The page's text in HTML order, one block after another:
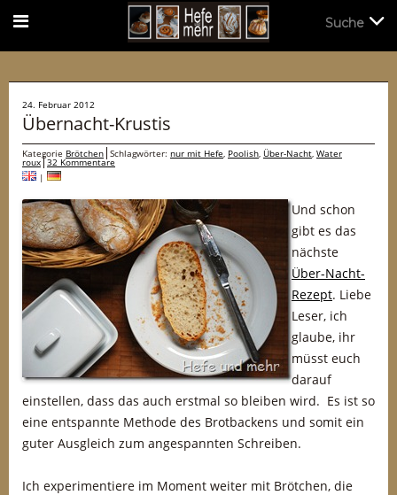
24. Februar 2012
Übernacht-Krustis
Kategorie Brötchen Schlagwörter: nur mit Hefe, Poolish, Über-Nacht, Water
roux 32 Kommentare
|
Und schon
gibt es das
nächste
Über-Nacht-
Rezept. Liebe
Leser, ich
glaube, ihr
müsst euch
darauf
einstellen, dass das auch erstmal so bleiben wird. Es ist so
eine entspannte Methode des Brotbackens und somit ein
guter Ausgleich zum angespannten Schreiben.
Ich experimentiere im Moment weiter mit Brötchen, die
Suche
Suche